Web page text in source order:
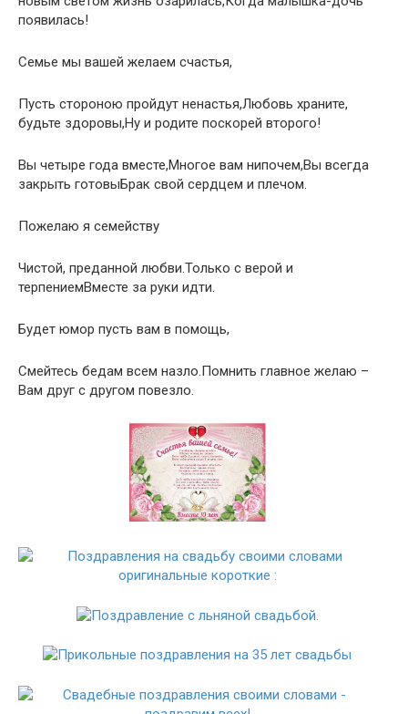
появилась!
Семье мы вашей желаем счастья,
Пусть стороною пройдут ненастья,Любовь храните,
будьте здоровы,Ну и родите поскорей второго!
Вы четыре года вместе,Многое вам нипочем,Вы всегда
закрыть готовыБрак свой сердцем и плечом.
Пожелаю я семейству
Чистой, преданной любви.Только с верой и
терпениемВместе за руки идти.
Будет юмор пусть вам в помощь,
Смейтесь бедам всем назло.Помнить главное желаю –
Вам друг с другом повезло.